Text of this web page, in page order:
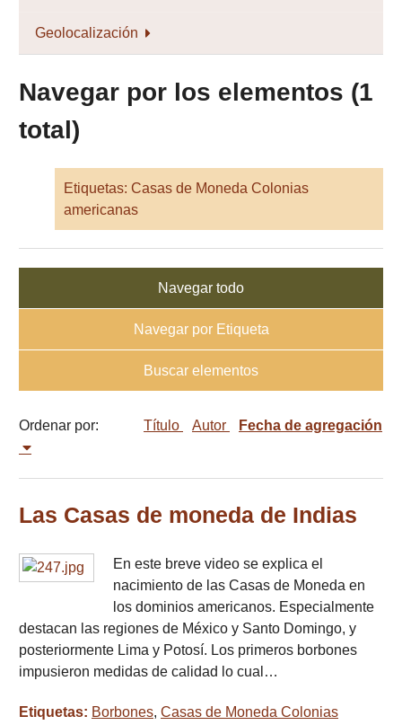
Geolocalización
Navegar por los elementos (1
total)
Etiquetas: Casas de Moneda Colonias
americanas
Navegar todo
Navegar por Etiqueta
Buscar elementos
Ordenar por: Título Autor Fecha de agregación
Las Casas de moneda de Indias
En este breve video se explica el
nacimiento de las Casas de Moneda en
los dominios americanos. Especialmente
destacan las regiones de México y Santo Domingo, y
posteriormente Lima y Potosí. Los primeros borbones
impusieron medidas de calidad lo cual…
Etiquetas: Borbones, Casas de Moneda Colonias